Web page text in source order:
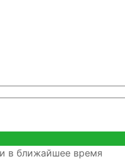
в ближайшее время